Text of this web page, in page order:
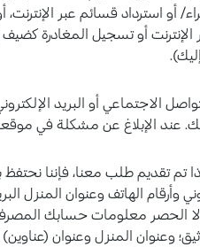
أو استرداد قسائم عبر
الإنترنت أو تسجيل المغادرة
الاجتماعي أو البريد
عند الإبلاغ عن مشكلة في
تقديم طلب معنا، فإننا
الهاتف وعنوان المنزل
الحصر معلومات حسابك
وعنوان المنزل وعنوان